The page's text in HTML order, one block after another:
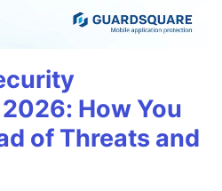
How You
of Threats and